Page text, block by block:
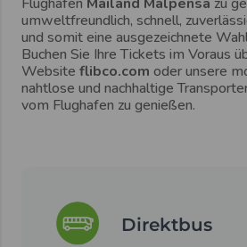
Direktbus
Maximales Gewicht: 25 kg
Gegen einen kleinen Aufpreis
mehr Gepäck mitnehmen.
Flughafen Mailand Malpensa zu
umweltfreundlich, schnell,
und somit eine ausgezeichnete
Buchen Sie Ihre Tickets im Voraus
Website flibco.com oder unsere
nahtlose und nachhaltige
vom Flughafen zu genießen.